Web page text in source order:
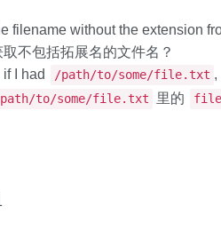
filename without the extension
不包括拓展名的文件名？
I had
/path/to/some/file.txt ,
to/some/file.txt 里的 file